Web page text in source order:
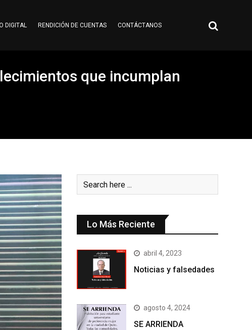
DIGITAL RENDICIÓN DE CUENTAS CONTÁCTANOS
que incumplan
Lo Más Reciente
abril 4, 2023
Noticias y falsedades
agosto 4, 2024
SE ARRIENDA